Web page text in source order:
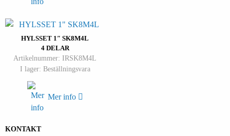
HYLSSET 1″ SK8M4L
4 DELAR
Artikelnummer: IRSK8M4L
I lager: Beställningsvara
Mer info
KONTAKT